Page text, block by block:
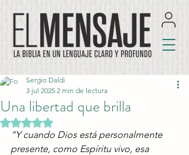
Una libertad que brilla
Sergio Daldi
3 jul 2025 2 min de lectura
Obtuvo NaN de 5 estrellas.
“Y cuando Dios está personalmente
presente, como Espíritu vivo, esa